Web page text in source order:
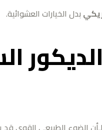
بدل الخيارات العشوائية.